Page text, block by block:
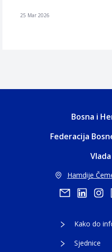
25 Mar 2026
Bosna i
Federacija
Vlada
Hamdije
Kako do
Sjednice